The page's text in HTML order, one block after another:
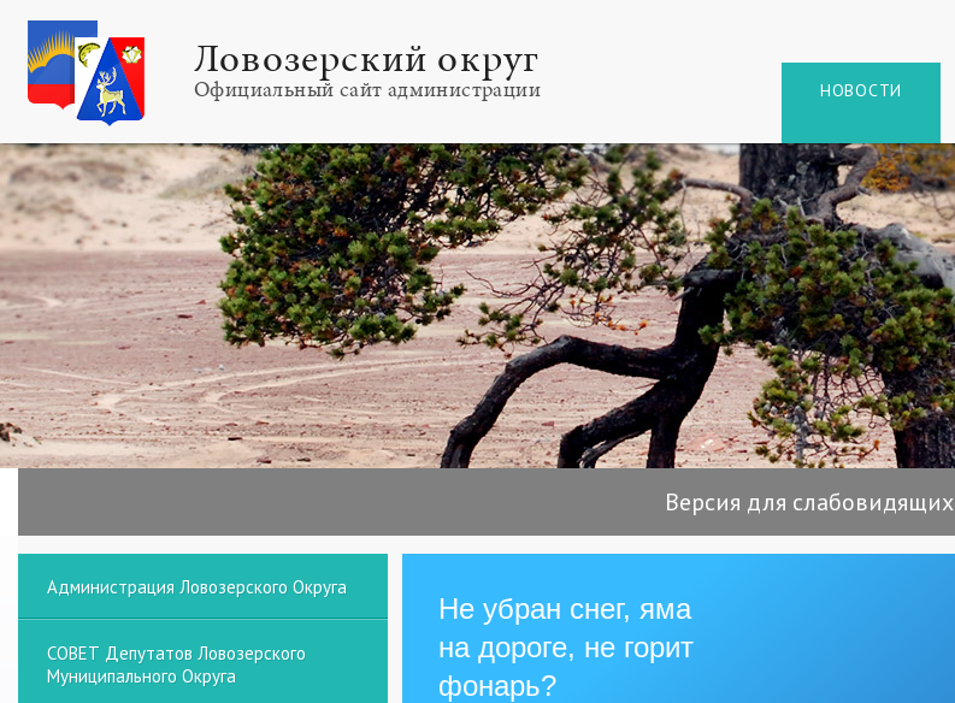
Ловозерский округ
Официальный сайт администрации НОВОСТИ
Версия для слабовидящих
Не убран снег, яма
на дороге, не горит
фонарь?
Администрация Ловозерского Округа
СОВЕТ Депутатов Ловозерского
Муниципального Округа